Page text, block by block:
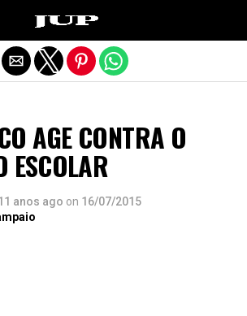
AGE CONTRA O
ESCOLAR
anos ago on 16/07/2015
Exit mobile version